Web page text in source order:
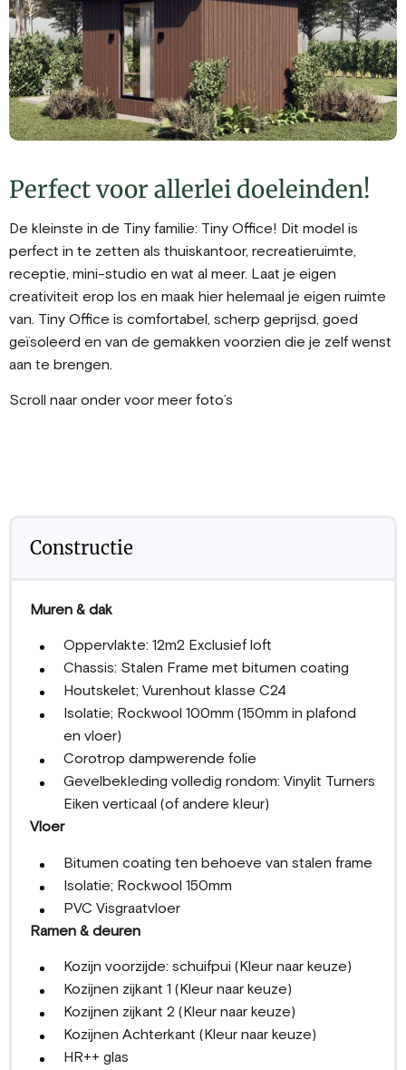
Perfect voor allerlei doeleinden!
De kleinste in de Tiny familie: Tiny Office! Dit model is
perfect in te zetten als thuiskantoor, recreatieruimte,
receptie, mini-studio en wat al meer. Laat je eigen
creativiteit erop los en maak hier helemaal je eigen ruimte
van. Tiny Office is comfortabel, scherp geprijsd, goed
geïsoleerd en van de gemakken voorzien die je zelf wenst
aan te brengen.
Scroll naar onder voor meer foto’s
Constructie
Muren & dak
Oppervlakte: 12m2 Exclusief loft
Chassis: Stalen Frame met bitumen coating
Houtskelet; Vurenhout klasse C24
Isolatie; Rockwool 100mm (150mm in plafond
en vloer)
Corotrop dampwerende folie
Gevelbekleding volledig rondom: Vinylit Turners
Eiken verticaal (of andere kleur)
Vloer
Bitumen coating ten behoeve van stalen frame
Isolatie; Rockwool 150mm
PVC Visgraatvloer
Ramen & deuren
Kozijn voorzijde: schuifpui (Kleur naar keuze)
Kozijnen zijkant 1 (Kleur naar keuze)
Kozijnen zijkant 2 (Kleur naar keuze)
Kozijnen Achterkant (Kleur naar keuze)
HR++ glas